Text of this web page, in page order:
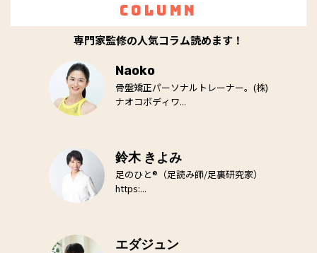
Column
専門家監修の人気コラム読めます！
Naoko
骨盤矯正パーソナルトレーナー。(株)
ナオコボディワ...
鈴木 きよみ
足のひと®（足読み師/足裏研究家）
https:...
エダジュン